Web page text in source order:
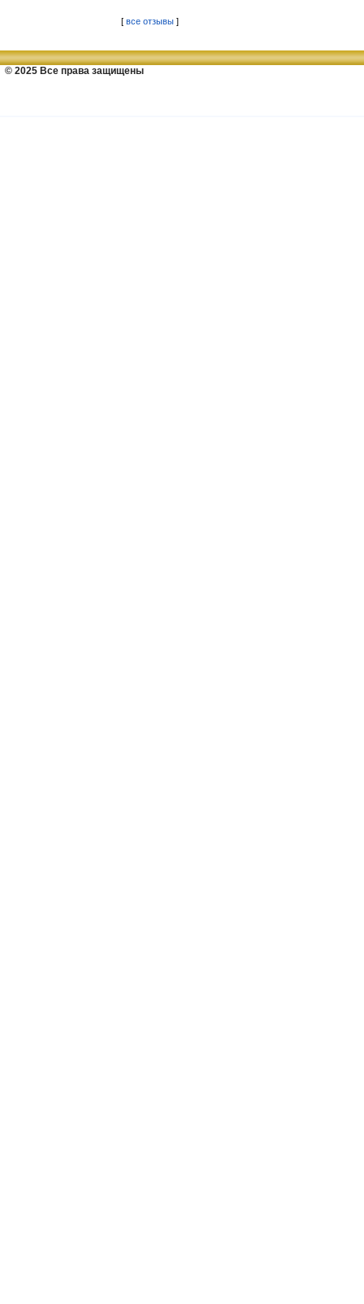
[ все отзывы ]
© 2025 Все права защищены